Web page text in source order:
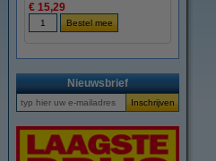
€ 15,29
Nieuwsbrief